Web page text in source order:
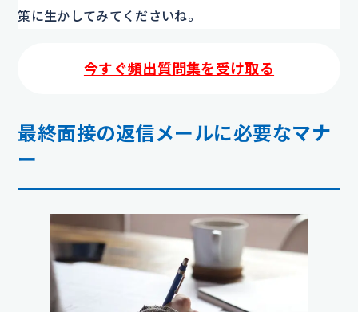
策に生かしてみてくださいね。
今すぐ頻出質問集を受け取る
最終面接の返信メールに必要なマナ
ー